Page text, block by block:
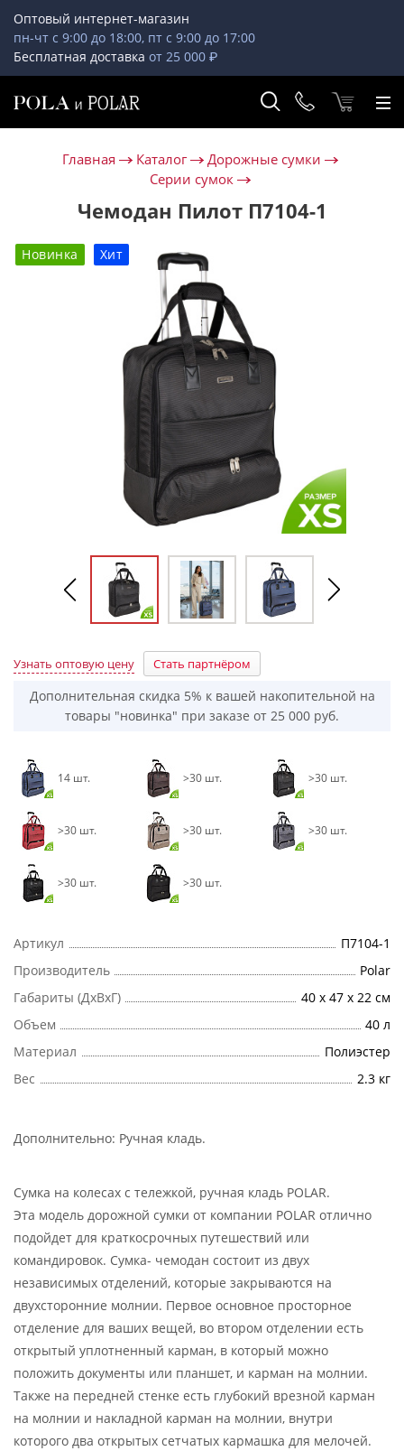
Оптовый интернет-магазин
пн-чт с 9:00 до 18:00, пт с 9:00 до 17:00
Бесплатная доставка от 25 000 ₽
Главная Каталог
Дорожные сумки
Серии сумок
Чемодан Пилот П7104-1
Новинка Хит
Узнать оптовую цену Стать партнёром
Дополнительная скидка 5% к вашей накопительной на
товары "новинка" при заказе от 25 000 руб.
14 шт. >30 шт. >30 шт.
>30 шт. >30 шт. >30 шт.
>30 шт. >30 шт.
Артикул
П7104-1
Производитель
Polar
Габариты (ДхВхГ)
40 x 47 x 22 см
Объем
40 л
Материал
Полиэстер
Вес
2.3 кг
Дополнительно: Ручная кладь.
Сумка на колесах с тележкой, ручная кладь POLAR.
Эта модель дорожной сумки от компании POLAR отлично
подойдет для краткосрочных путешествий или
командировок. Сумка- чемодан состоит из двух
независимых отделений, которые закрываются на
двухсторонние молнии. Первое основное просторное
отделение для ваших вещей, во втором отделении есть
открытый уплотненный карман, в который можно
положить документы или планшет, и карман на молнии.
Также на передней стенке есть глубокий врезной карман
на молнии и накладной карман на молнии, внутри
которого два открытых сетчатых кармашка для мелочей.